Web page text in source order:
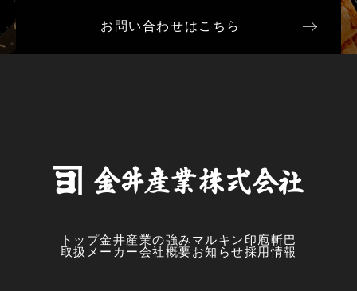
お問い合わせはこちら
トップ金井産業の強み マルキン印 庖斬巴
取扱メーカー会社概要お知らせ採用情報